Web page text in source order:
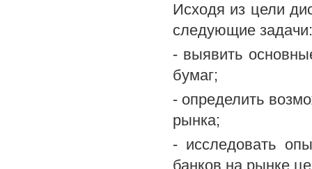
Исходя из цели
следующие задачи:
- выявить
бумаг;
- определить
рынка;
- исследовать
банков на рынке